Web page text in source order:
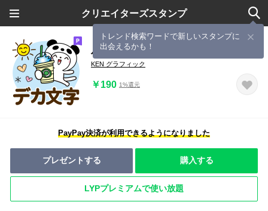
クリエイターズスタンプ
トレンド検索ワードで新しいスタンプに
出会えるかも！
パンダ被り物♡ゆるねこ【デカ文字】
KEN グラフィック
￥190 1%還元
PayPay決済が利用できるようになりました
プレゼントする 購入する
LYPプレミアムで使い放題